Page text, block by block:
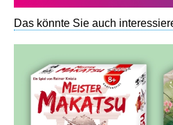
Das könnte Sie auch